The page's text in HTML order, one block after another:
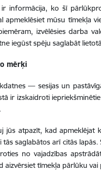
ir informācija, ko šī
apmeklēsiet mūsu tīmekļa
izvēlēsies darba
iegūst spēju saglabāt
mērķi
— sesijas un
ir izskaidroti
jūs atpazīt, kad
tās saglabātos arī citās
no vajadzības
aizvērsiet tīmekļa pārlūku